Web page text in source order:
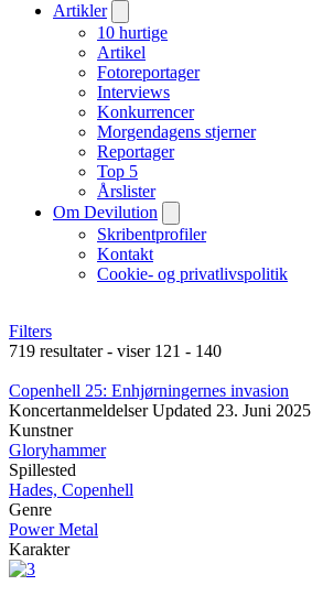
Artikler
10 hurtige
Artikel
Fotoreportager
Interviews
Konkurrencer
Morgendagens stjerner
Reportager
Top 5
Årslister
Om Devilution
Skribentprofiler
Kontakt
Cookie- og privatlivspolitik
Filters
719 resultater - viser 121 - 140
Copenhell 25: Enhjørningernes invasion
Koncertanmeldelser Updated 23. Juni 2025
Kunstner
Gloryhammer
Spillested
Hades, Copenhell
Genre
Power Metal
Karakter